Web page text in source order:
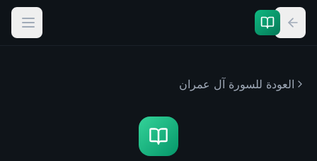
العودة للسورة آل عمران